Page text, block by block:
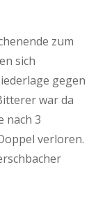
zum
sich
gegen
war da
nach 3
verloren.